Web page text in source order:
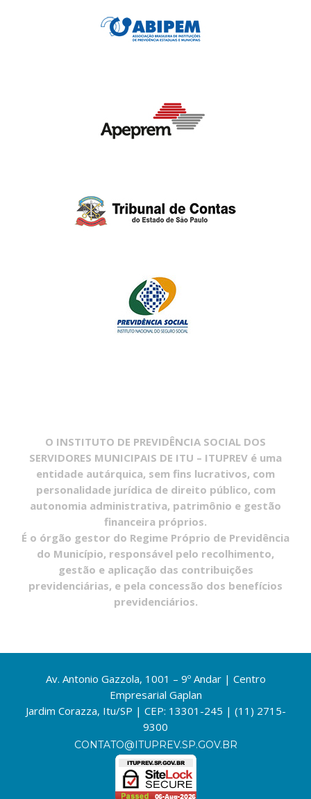
O INSTITUTO DE PREVIDÊNCIA SOCIAL DOS
SERVIDORES MUNICIPAIS DE ITU – ITUPREV é uma
entidade autárquica, sem fins lucrativos, com
personalidade jurídica de direito público, com
autonomia administrativa, patrimônio e gestão
financeira próprios.
É o órgão gestor do Regime Próprio de Previdência
do Município, responsável pelo recolhimento,
gestão e aplicação das contribuições
previdenciárias, e pela concessão dos benefícios
previdenciários.
Av. Antonio Gazzola, 1001 – 9º Andar | Centro
Empresarial Gaplan
Jardim Corazza, Itu/SP | CEP: 13301-245 | (11) 2715-
9300
CONTATO@ITUPREV.SP.GOV.BR